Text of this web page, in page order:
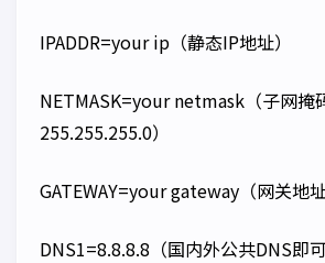
IPADDR=your ip （静态IP地址）
NETMASK=your netmask （子网
255.255.255.0）
GATEWAY=your gateway （网关地址
DNS1=8.8.8.8（国内外公共DNS即可